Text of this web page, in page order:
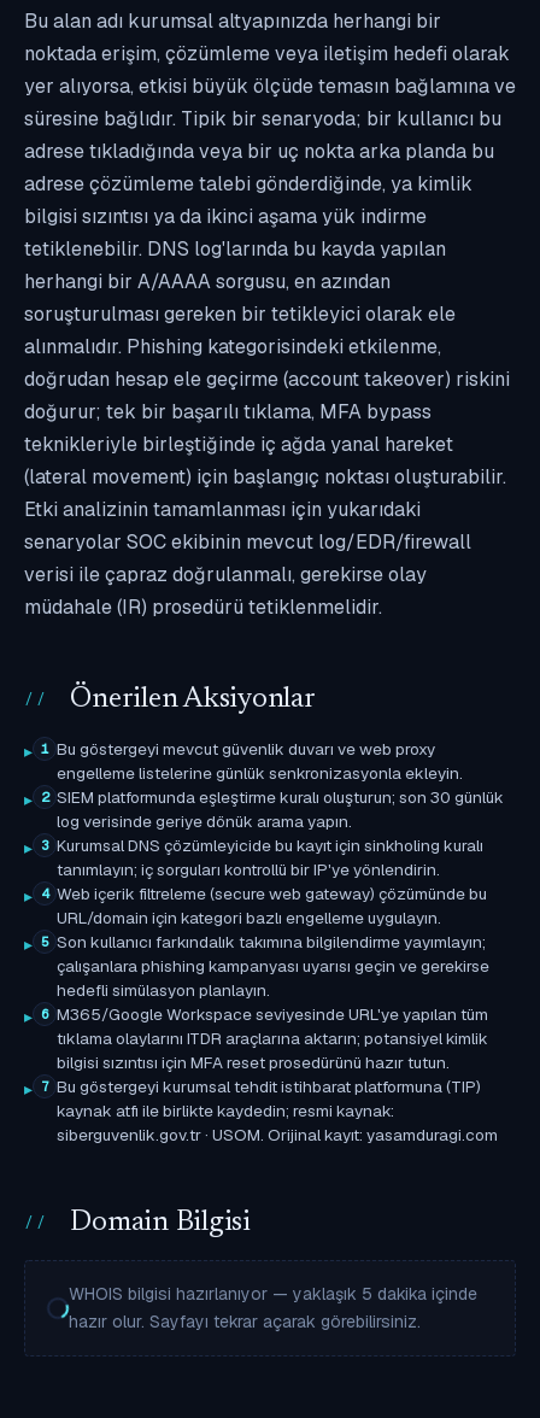
Bu alan adı kurumsal altyapınızda herhangi bir
noktada erişim, çözümleme veya iletişim hedefi olarak
yer alıyorsa, etkisi büyük ölçüde temasın bağlamına ve
süresine bağlıdır. Tipik bir senaryoda; bir kullanıcı bu
adrese tıkladığında veya bir uç nokta arka planda bu
adrese çözümleme talebi gönderdiğinde, ya kimlik
bilgisi sızıntısı ya da ikinci aşama yük indirme
tetiklenebilir. DNS log'larında bu kayda yapılan
herhangi bir A/AAAA sorgusu, en azından
soruşturulması gereken bir tetikleyici olarak ele
alınmalıdır. Phishing kategorisindeki etkilenme,
doğrudan hesap ele geçirme (account takeover) riskini
doğurur; tek bir başarılı tıklama, MFA bypass
teknikleriyle birleştiğinde iç ağda yanal hareket
(lateral movement) için başlangıç noktası oluşturabilir.
Etki analizinin tamamlanması için yukarıdaki
senaryolar SOC ekibinin mevcut log/EDR/firewall
verisi ile çapraz doğrulanmalı, gerekirse olay
müdahale (IR) prosedürü tetiklenmelidir.
Önerilen Aksiyonlar
1 Bu göstergeyi mevcut güvenlik duvarı ve web proxy
engelleme listelerine günlük senkronizasyonla ekleyin.
2 SIEM platformunda eşleştirme kuralı oluşturun; son 30 günlük
log verisinde geriye dönük arama yapın.
3 Kurumsal DNS çözümleyicide bu kayıt için sinkholing kuralı
tanımlayın; iç sorguları kontrollü bir IP'ye yönlendirin.
4 Web içerik filtreleme (secure web gateway) çözümünde bu
URL/domain için kategori bazlı engelleme uygulayın.
5 Son kullanıcı farkındalık takımına bilgilendirme yayımlayın;
çalışanlara phishing kampanyası uyarısı geçin ve gerekirse
hedefli simülasyon planlayın.
6 M365/Google Workspace seviyesinde URL'ye yapılan tüm
tıklama olaylarını ITDR araçlarına aktarın; potansiyel kimlik
bilgisi sızıntısı için MFA reset prosedürünü hazır tutun.
7 Bu göstergeyi kurumsal tehdit istihbarat platformuna (TIP)
kaynak atfı ile birlikte kaydedin; resmi kaynak:
siberguvenlik.gov.tr · USOM. Orijinal kayıt: yasamduragi.com
Domain Bilgisi
WHOIS bilgisi hazırlanıyor — yaklaşık 5 dakika içinde
hazır olur. Sayfayı tekrar açarak görebilirsiniz.